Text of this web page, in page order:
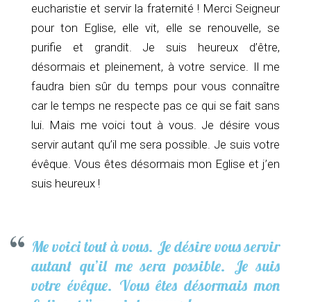
eucharistie et servir la fraternité ! Merci Seigneur
pour ton Eglise, elle vit, elle se renouvelle, se
purifie et grandit. Je suis heureux d’être,
désormais et pleinement, à votre service. Il me
faudra bien sûr du temps pour vous connaître
car le temps ne respecte pas ce qui se fait sans
lui. Mais me voici tout à vous. Je désire vous
servir autant qu’il me sera possible. Je suis votre
évêque. Vous êtes désormais mon Eglise et j’en
suis heureux !
Me voici tout à vous. Je désire vous servir
autant qu’il me sera possible. Je suis
votre évêque. Vous êtes désormais mon